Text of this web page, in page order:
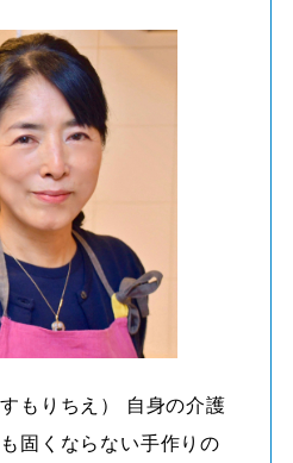
もりちえ） 自身の介護
固くならない手作りの